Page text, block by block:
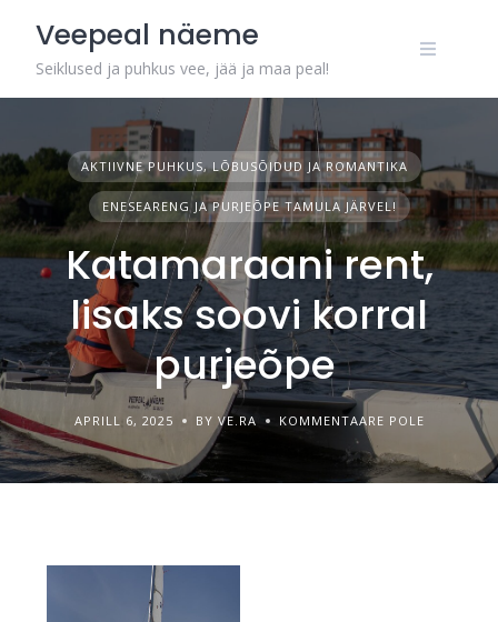
Veepeal näeme
Seiklused ja puhkus vee, jää ja maa peal!
AKTIIVNE PUHKUS, LÕBUSÕIDUD JA ROMANTIKA
ENESEARENG JA PURJEÕPE TAMULA JÄRVEL!
Katamaraani rent,
lisaks soovi korral
purjeõpe
APRILL 6, 2025 BY VE.RA KOMMENTAARE POLE